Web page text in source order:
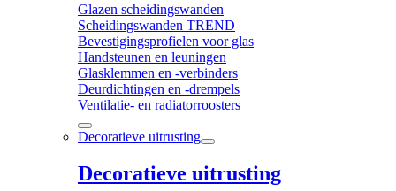
Glazen scheidingswanden
Scheidingswanden TREND
Bevestigingsprofielen voor glas
Handsteunen en leuningen
Glasklemmen en -verbinders
Deurdichtingen en -drempels
Ventilatie- en radiatorroosters
Decoratieve uitrusting
Decoratieve uitrusting